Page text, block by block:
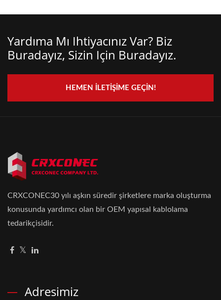
Yardıma Mı Ihtiyacınız Var? Biz
Buradayız, Sizin Için Buradayız.
HEMEN İLETIŞIME GEÇIN!
CRXCONEC30 yılı aşkın süredir şirketlere marka oluşturma
konusunda yardımcı olan bir OEM yapısal kablolama
tedarikçisidir.
Adresimiz